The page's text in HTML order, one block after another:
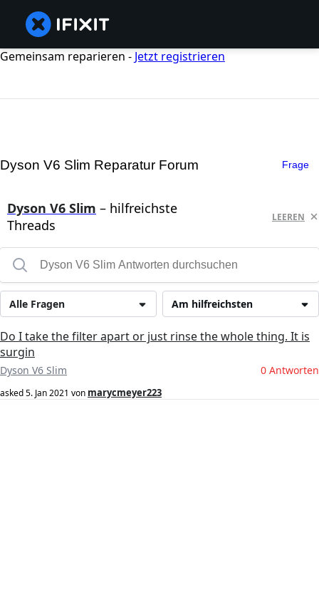
Gemeinsam reparieren - Jetzt registrieren
Dyson V6 Slim Reparatur Forum Frage
Dyson V6 Slim – hilfreichste
Threads
LEEREN
Am hilfreichsten
Alle Fragen
Do I take the filter apart or just rinse the whole thing. It is
surgin
Dyson V6 Slim 0 Antworten
asked5. Jan 2021 von marycmeyer223